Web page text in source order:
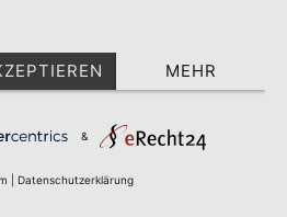
Abend- und
MEHR
&
Datenschutzerklärung